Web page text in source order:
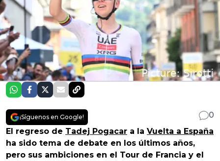
¡Síguenos en Google!
0
El regreso de Tadej Pogacar a la Vuelta a España
ha sido tema de debate en los últimos años,
pero sus ambiciones en el Tour de Francia y el